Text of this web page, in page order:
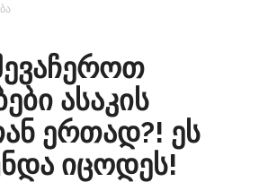
ასაკის
ერთად?! ეს
იცოდეს!